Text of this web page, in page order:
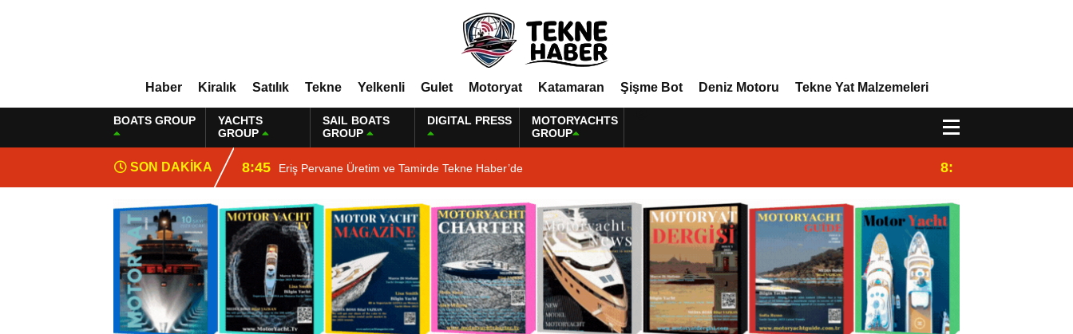
Haber Kiralık Satılık Tekne Yelkenli Gulet Motoryat Katamaran Şişme Bot Deniz Motoru Tekne Yat Malzemeleri
BOATS GROUP
YACHTS
GROUP
SAIL BOATS
GROUP
DIGITAL PRESS
MOTORYACHTS
GROUP
SON DAKİKA 8:45 Eriş Pervane Üretim ve Tamirde Tekne Haber’de 8:29